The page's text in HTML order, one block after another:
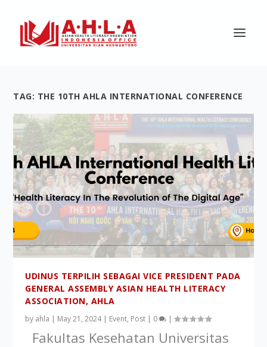
TAG: THE 10TH AHLA INTERNATIONAL CONFERENCE
UDINUS TERPILIH SEBAGAI VICE PRESIDENT PADA
GENERAL ASSEMBLY ASIAN HEALTH LITERACY
ASSOCIATION, AHLA
by ahla | May 21, 2024| Event, Post | 0 |
Fakultas Kesehatan Universitas